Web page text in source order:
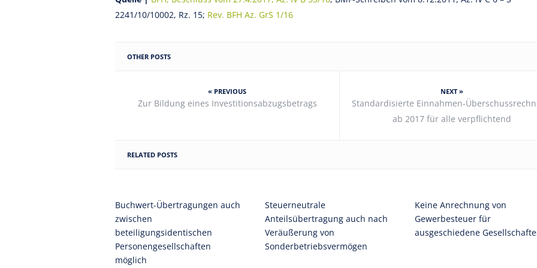
2241/10/10002, Rz. 15; Rev. BFH Az. GrS 1/16
OTHER POSTS
« PREVIOUS
Zur Bildung eines Investitionsabzugsbetrags
NEXT »
Standardisierte Einnahmen-
ab 2017 für alle verpflichtend
RELATED POSTS
Buchwert-Übertragungen auch
zwischen
beteiligungsidentischen
Personengesellschaften
möglich
Steuerneutrale
Anteilsübertragung auch nach
Veräußerung von
Sonderbetriebsvermögen
Keine Anrechnung von
Gewerbesteuer für
ausgeschiedene